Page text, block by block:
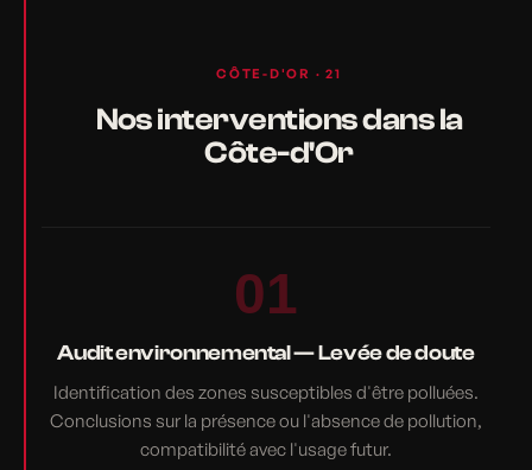
CÔTE-D'OR · 21
Nos interventions dans la
Côte-d'Or
01
Audit environnemental — Levée de doute
Identification des zones susceptibles d'être polluées.
Conclusions sur la présence ou l'absence de pollution,
compatibilité avec l'usage futur.